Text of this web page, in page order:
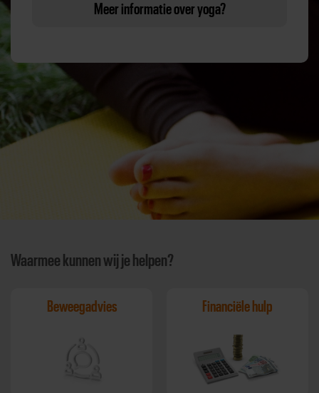
Meer informatie over yoga?
Waarmee kunnen wij je helpen?
Beweegadvies Financiële hulp